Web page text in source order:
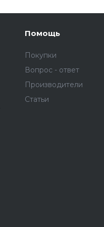
Помощь
Покупки
Вопрос - ответ
Производители
Статьи